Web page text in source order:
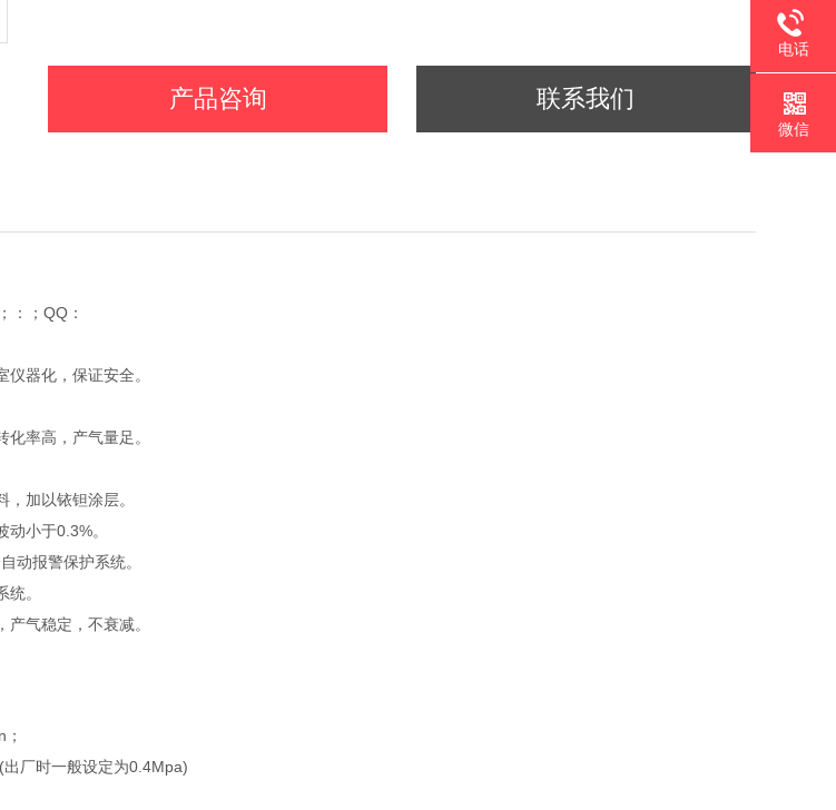
产品咨询 联系我们
：；QQ：
器化，保证安全。
率高，产气量足。
加以铱钽涂层。
小于0.3%。
动报警保护系统。
。
气稳定，不衰减。
厂时一般设定为0.4Mpa)
电话
微信